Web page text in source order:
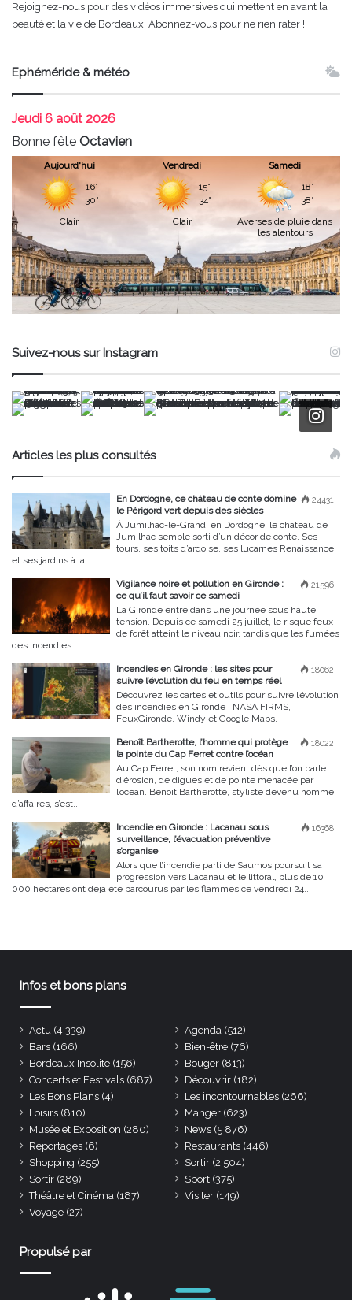
Rejoignez-nous pour des vidéos immersives qui mettent en avant la
beauté et la vie de Bordeaux. Abonnez-vous pour ne rien rater !
Ephéméride & météo
Jeudi 6 août 2026
Bonne fête Octavien
Aujourd'hui
16°
30°
Clair
Vendredi
15°
34°
Clair
Samedi
18°
38°
Averses de pluie dans
les alentours
Suivez-nous sur Instagram
Articles les plus consultés
24431
En Dordogne, ce château de conte domine
le Périgord vert depuis des siècles
À Jumilhac-le-Grand, en Dordogne, le château de
Jumilhac semble sorti d’un décor de conte. Ses
tours, ses toits d’ardoise, ses lucarnes Renaissance
et ses jardins à la...
21596
Vigilance noire et pollution en Gironde :
ce qu’il faut savoir ce samedi
La Gironde entre dans une journée sous haute
tension. Depuis ce samedi 25 juillet, le risque feux
de forêt atteint le niveau noir, tandis que les fumées
des incendies...
18062
Incendies en Gironde : les sites pour
suivre l’évolution du feu en temps réel
Découvrez les cartes et outils pour suivre l’évolution
des incendies en Gironde : NASA FIRMS,
FeuxGironde, Windy et Google Maps.
18022
Benoît Bartherotte, l’homme qui protège
la pointe du Cap Ferret contre l’océan
Au Cap Ferret, son nom revient dès que l’on parle
d’érosion, de digues et de pointe menacée par
l’océan. Benoît Bartherotte, styliste devenu homme
d’affaires, s’est...
16368
Incendie en Gironde : Lacanau sous
surveillance, l’évacuation préventive
s’organise
Alors que l’incendie parti de Saumos poursuit sa
progression vers Lacanau et le littoral, plus de 10
000 hectares ont déjà été parcourus par les flammes ce vendredi 24...
Infos et bons plans
Actu (4 339) Agenda (512)
Bars (166) Bien-être (76)
Bordeaux Insolite (156) Bouger (813)
Concerts et Festivals (687) Découvrir (182)
Les Bons Plans (4) Les incontournables (266)
Loisirs (810) Manger (623)
Musée et Exposition (280) News (5 876)
Reportages (6) Restaurants (446)
Shopping (255) Sortir (2 504)
Sortir (289) Sport (375)
Théâtre et Cinéma (187) Visiter (149)
Voyage (27)
Propulsé par